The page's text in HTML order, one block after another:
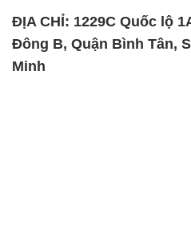
ĐỊA CHỈ: 1229C Quốc lộ
Đông B, Quận Bình Tân,
Minh